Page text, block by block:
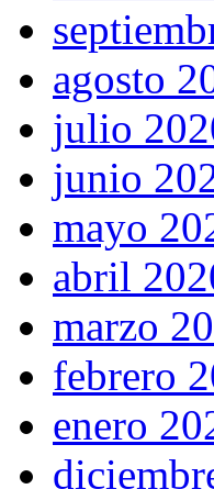
agosto
julio
junio
mayo
abril
marzo
febrero
enero